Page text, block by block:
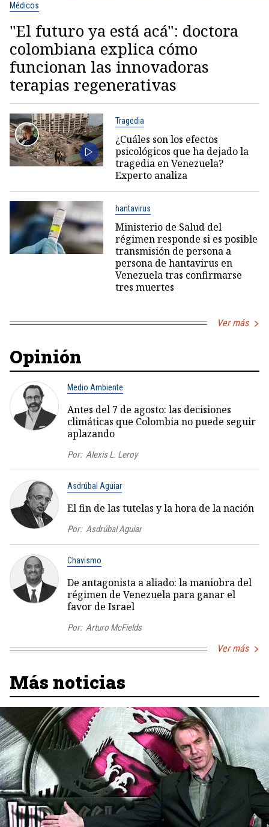
Médicos
"El futuro ya está acá": doctora
colombiana explica cómo
funcionan las innovadoras
terapias regenerativas
Tragedia
¿Cuáles son los efectos
psicológicos que ha dejado la
tragedia en Venezuela?
Experto analiza
hantavirus
Ministerio de Salud del
régimen responde si es posible
transmisión de persona a
persona de hantavirus en
Venezuela tras confirmarse
tres muertes
Ver más
Opinión
Medio Ambiente
Antes del 7 de agosto: las decisiones
climáticas que Colombia no puede seguir
aplazando
Por: Alexis L. Leroy
Asdrúbal Aguiar
El fin de las tutelas y la hora de la nación
Por: Asdrúbal Aguiar
Chavismo
De antagonista a aliado: la maniobra del
régimen de Venezuela para ganar el
favor de Israel
Por: Arturo McFields
Ver más
Más noticias